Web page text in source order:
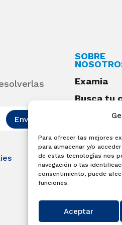
Para ofrecer las mejores
para almacenar y/o
de estas tecnologías nos
navegación o las
consentimiento, puede
funciones.
Aceptar
Enviar
SOBRE
Examia
Busca tu
Preguntas
Acceso
Blog
Contacto